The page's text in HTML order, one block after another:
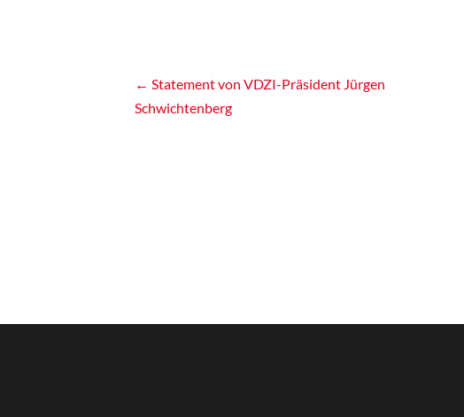
Post
navigation
← Statement von VDZI-Präsident Jürgen
Schwichtenberg